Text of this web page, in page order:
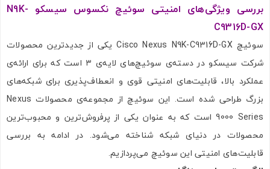
بررسی ویژگی‌های امنیتی سوئیچ نکسوس سیسکو N9K-
C9316D-GX
سوئیچ Cisco Nexus N9K-C9316D-GX یکی از جدیدترین محصولات
شرکت سیسکو در دسته‌ی سوئیچ‌های لایه‌ی ۳ است که برای ارائه‌ی
عملکرد بالا، قابلیت‌های امنیتی قوی و انعطاف‌پذیری برای شبکه‌های
بزرگ طراحی شده است. این سوئیچ از مجموعه‌ی محصولات Nexus
9000 Series است که به عنوان یکی از پرفروش‌ترین و محبوب‌ترین
محصولات در دنیای شبکه شناخته می‌شود. در ادامه به بررسی
قابلیت‌های امنیتی این سوئیچ می‌پردازیم.